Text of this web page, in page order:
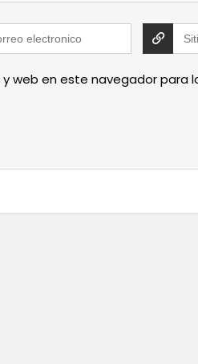
web en este navegador para